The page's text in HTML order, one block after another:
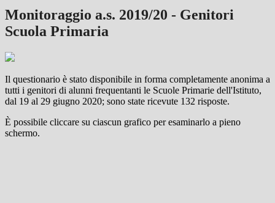
Monitoraggio a.s. 2019/20 - Genitori
Scuola Primaria
Il questionario è stato disponibile in forma completamente anonima a
tutti i genitori di alunni frequentanti le Scuole Primarie dell'Istituto,
dal 19 al 29 giugno 2020; sono state ricevute 132 risposte.
È possibile cliccare su ciascun grafico per esaminarlo a pieno
schermo.